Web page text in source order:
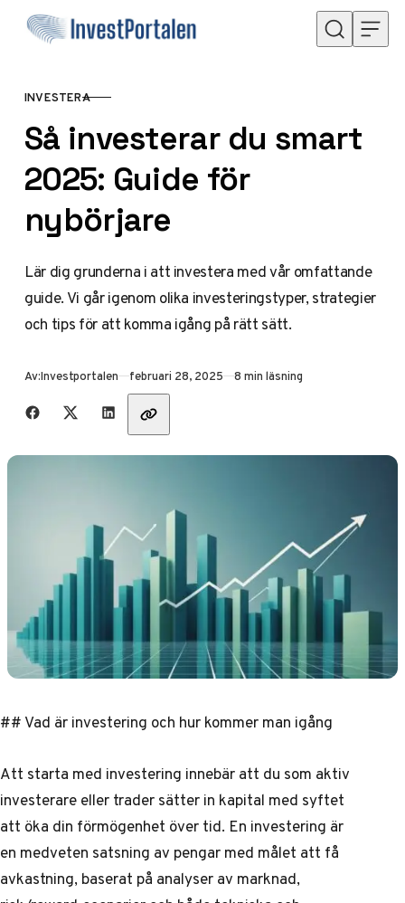
Hoppa till innehåll
KATEGORI
INVESTERA
Så investerar du smart
2025: Guide för
nybörjare
Lär dig grunderna i att investera med vår omfattande
guide. Vi går igenom olika investeringstyper, strategier
och tips för att komma igång på rätt sätt.
Av:Investportalen Publicerad
februari 28, 2025 8 min läsning
Dela med vänner
## Vad är investering och hur kommer man igång
Att starta med investering innebär att du som aktiv
investerare eller trader sätter in kapital med syftet
att öka din förmögenhet över tid. En investering är
en medveten satsning av pengar med målet att få
avkastning, baserat på analyser av marknad,